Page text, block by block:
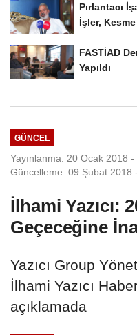
Pırlantacı
İşler, Kesme
FASTİAD
Yapıldı
GÜNCEL
Yayınlanma: 20 Ocak 2018 -
Güncelleme: 09 Şubat 2018
İlhami Yazıcı:
Geçeceğine
Yazıcı Group
İlhami Yazıcı
açıklamada